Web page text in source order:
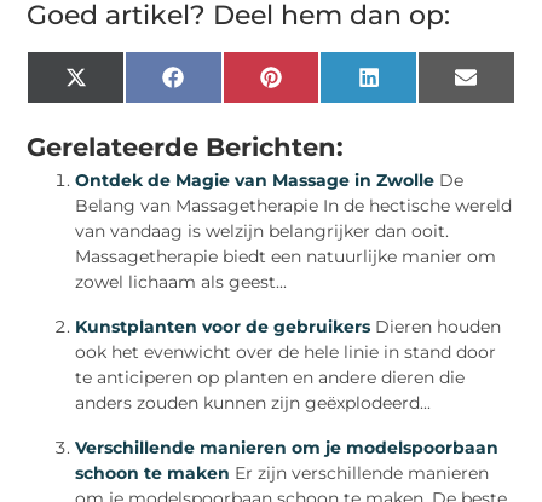
Goed artikel? Deel hem dan op:
X
(Twitter)
FacebookPinterestLinkedInEmail
Gerelateerde Berichten:
Ontdek de Magie van Massage in Zwolle De
Belang van Massagetherapie In de hectische wereld
van vandaag is welzijn belangrijker dan ooit.
Massagetherapie biedt een natuurlijke manier om
zowel lichaam als geest...
Kunstplanten voor de gebruikers Dieren houden
ook het evenwicht over de hele linie in stand door
te anticiperen op planten en andere dieren die
anders zouden kunnen zijn geëxplodeerd...
Verschillende manieren om je modelspoorbaan
schoon te maken Er zijn verschillende manieren